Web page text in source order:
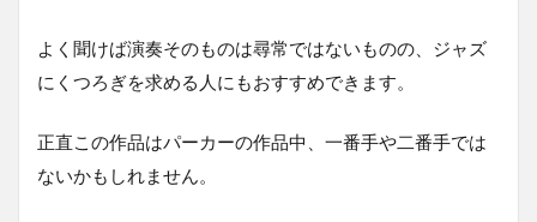
よく聞けば演奏そのものは尋常ではないものの、ジャズ
にくつろぎを求める人にもおすすめできます。
正直この作品はパーカーの作品中、一番手や二番手では
ないかもしれません。